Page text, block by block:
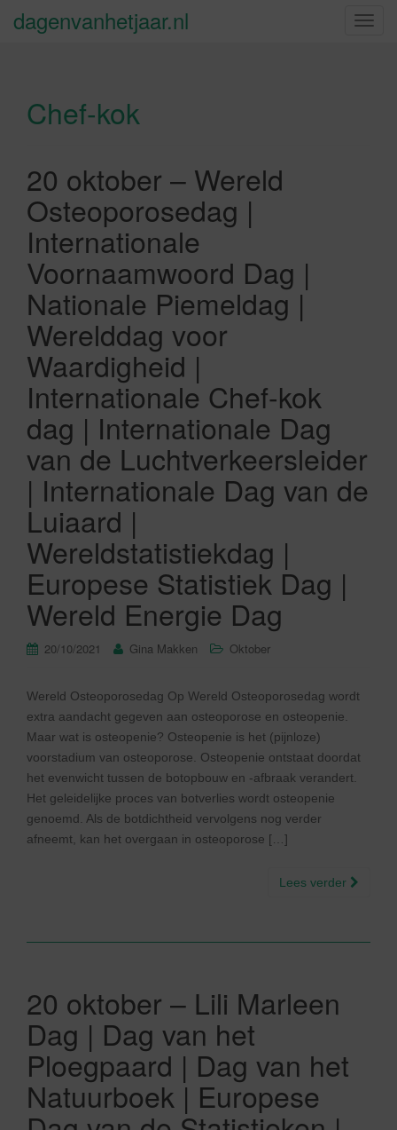
S
dagenvanhetjaar.nl
Chef-kok
20 oktober – Wereld
Osteoporosedag |
Internationale
Voornaamwoord Dag |
Nationale Piemeldag |
Werelddag voor
Waardigheid |
Internationale Chef-kok
dag | Internationale Dag
van de Luchtverkeersleider
| Internationale Dag van de
Luiaard |
Wereldstatistiekdag |
Europese Statistiek Dag |
Wereld Energie Dag
20/10/2021 Gina Makken Oktober
Wereld Osteoporosedag Op Wereld Osteoporosedag wordt
extra aandacht gegeven aan osteoporose en osteopenie.
Maar wat is osteopenie? Osteopenie is het (pijnloze)
voorstadium van osteoporose. Osteopenie ontstaat doordat
het evenwicht tussen de botopbouw en -afbraak verandert.
Het geleidelijke proces van botverlies wordt osteopenie
genoemd. Als de botdichtheid vervolgens nog verder
afneemt, kan het overgaan in osteoporose […]
Lees verder
20 oktober – Lili Marleen
Dag | Dag van het
Ploegpaard | Dag van het
Natuurboek | Europese